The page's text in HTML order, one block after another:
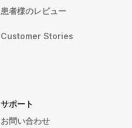
患者様のレビュー
Customer Stories
サポート
お問い合わせ